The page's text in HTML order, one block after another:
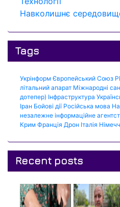
Навколишнє
Tags
Укрінформ Європейський Союз
літальний апарат Міжнародні
дотепер) Інфраструктура
Іран Бойові дії Російська мова
незалежне інформаційне
Крим Франція Дрон Італія
Recent posts